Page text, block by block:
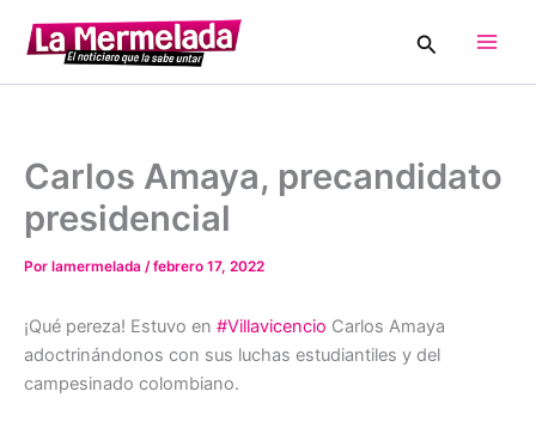
contenido
Buscar
Carlos Amaya, precandidato
presidencial
Por lamermelada /febrero 17, 2022
¡Qué pereza! Estuvo en #Villavicencio Carlos Amaya
adoctrinándonos con sus luchas estudiantiles y del
campesinado colombiano.